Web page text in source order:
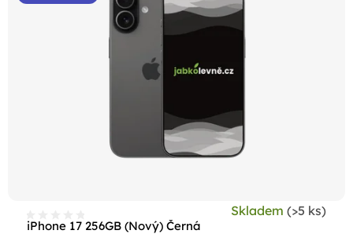
iPhone 17 256GB (Nový) Černá
Skladem (>5 ks)